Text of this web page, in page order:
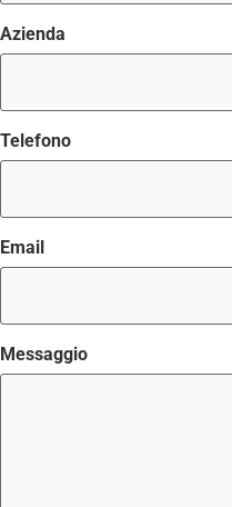
Azienda
Telefono
Email
Messaggio